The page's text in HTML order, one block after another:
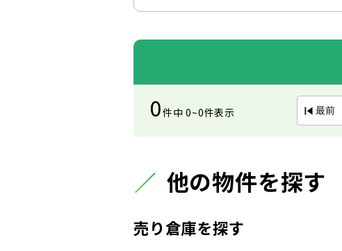
0件中 0~0件表示 最前
他の物件を探す
売り倉庫を探す